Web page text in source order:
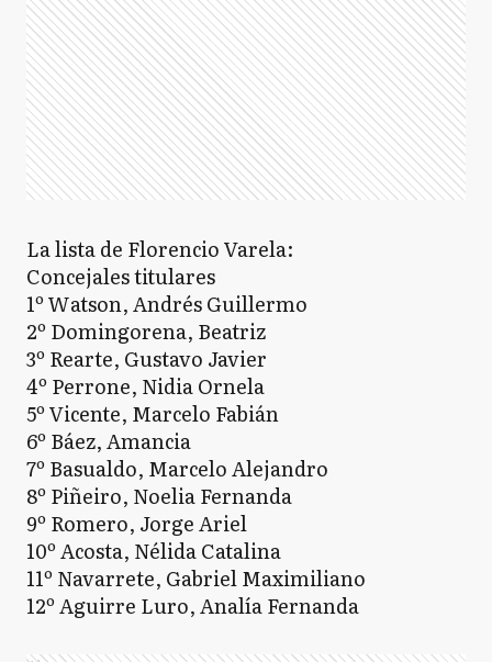
La lista de Florencio Varela:
Concejales titulares
1º Watson, Andrés Guillermo
2º Domingorena, Beatriz
3º Rearte, Gustavo Javier
4º Perrone, Nidia Ornela
5º Vicente, Marcelo Fabián
6º Báez, Amancia
7º Basualdo, Marcelo Alejandro
8º Piñeiro, Noelia Fernanda
9º Romero, Jorge Ariel
10º Acosta, Nélida Catalina
11º Navarrete, Gabriel Maximiliano
12º Aguirre Luro, Analía Fernanda